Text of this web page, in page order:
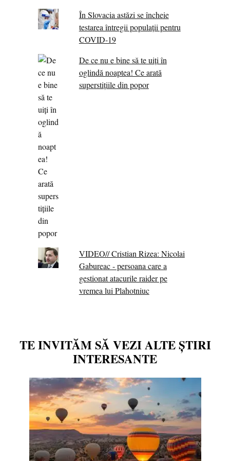
În Slovacia astăzi se încheie
testarea întregii populații pentru
COVID-19
De ce nu e bine să te uiți în
oglindă noaptea! Ce arată
superstițiile din popor
VIDEO// Cristian Rizea: Nicolai
Gabureac - persoana care a
gestionat atacurile raider pe
vremea lui Plahotniuc
TE INVITĂM SĂ VEZI ALTE ȘTIRI
INTERESANTE